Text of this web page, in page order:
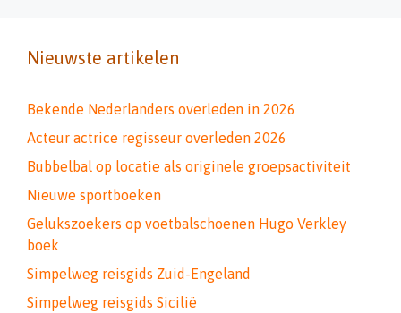
Nieuwste artikelen
Bekende Nederlanders overleden in 2026
Acteur actrice regisseur overleden 2026
Bubbelbal op locatie als originele groepsactiviteit
Nieuwe sportboeken
Gelukszoekers op voetbalschoenen Hugo Verkley
boek
Simpelweg reisgids Zuid-Engeland
Simpelweg reisgids Sicilië